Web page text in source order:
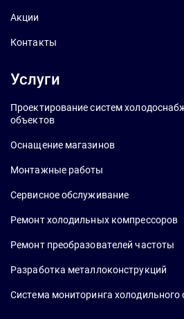
Акции
Контакты
Услуги
Проектирование систем
объектов
Оснащение магазинов
Монтажные работы
Сервисное обслуживание
Ремонт холодильных компрессоров
Ремонт преобразователей частоты
Разработка металлоконструкций
Система мониторинга холодильного